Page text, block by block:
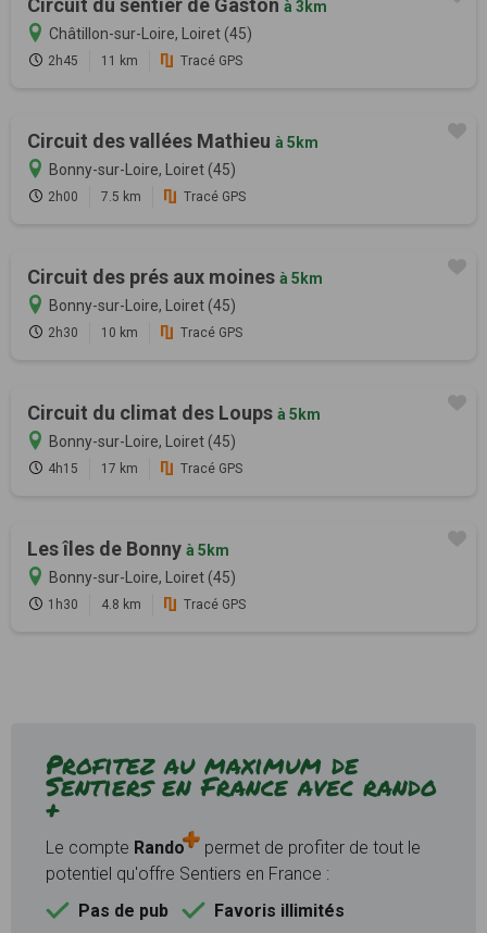
Circuit du sentier de Gaston à 3km
Châtillon-sur-Loire, Loiret (45)
2h45 11 km Tracé GPS
Circuit des vallées Mathieu à 5km
Bonny-sur-Loire, Loiret (45)
2h00 7.5 km Tracé GPS
Circuit des prés aux moines à 5km
Bonny-sur-Loire, Loiret (45)
2h30 10 km Tracé GPS
Circuit du climat des Loups à 5km
Bonny-sur-Loire, Loiret (45)
4h15 17 km Tracé GPS
Les îles de Bonny à 5km
Bonny-sur-Loire, Loiret (45)
1h30 4.8 km Tracé GPS
Profitez au maximum de
Sentiers en France avec rando
+
Le compte Rando
permet de profiter de tout le
potentiel qu'offre Sentiers en France :
Pas de pub
Favoris illimités